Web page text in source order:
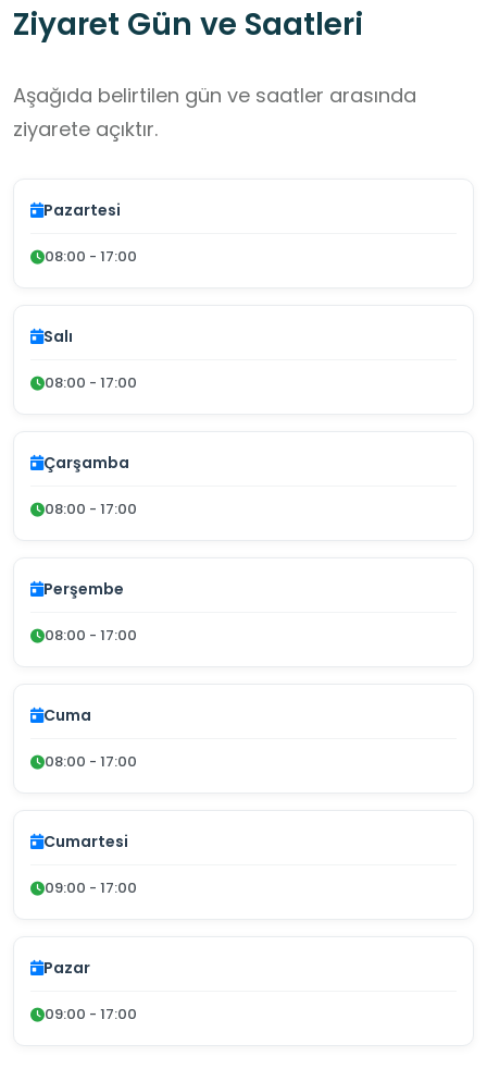
Ziyaret Gün ve Saatleri
Aşağıda belirtilen gün ve saatler arasında
ziyarete açıktır.
Pazartesi
08:00 - 17:00
Salı
08:00 - 17:00
Çarşamba
08:00 - 17:00
Perşembe
08:00 - 17:00
Cuma
08:00 - 17:00
Cumartesi
09:00 - 17:00
Pazar
09:00 - 17:00